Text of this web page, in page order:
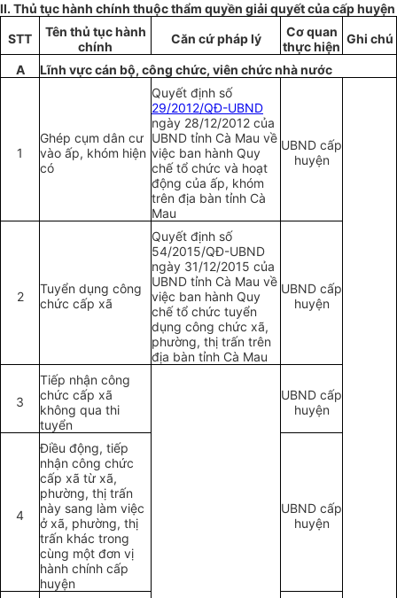
II. Thủ tục hành chính thuộc thẩm quyền giải quyết của cấp huyện
STT
Tên thủ tục hành
chính
Căn cứ pháp lý
Cơ quan
thực hiện
Ghi chú
A Lĩnh vực cán bộ, công chức, viên chức nhà nước
1
Ghép cụm dân cư
vào ấp, khóm hiện
có
Quyết định số
29/2012/QĐ-UBND
ngày 28/12/2012 của
UBND tỉnh Cà Mau về
việc ban hành Quy
chếtổ chức và hoạt
động của ấp, khóm
trên địa bàn tỉnh Cà
Mau
UBND cấp
huyện
2
Tuyển dụng công
chức cấp xã
Quyết định số
54/2015/QĐ-UBND
ngày 31/12/2015 của
UBND tỉnh Cà Mau về
việc ban hành Quy
chế tổ chức tuyển
dụng công chức xã,
phường, thị trấn trên
địa bàn tỉnh Cà Mau
UBND cấp
huyện
3
Tiếp nhận công
chức cấp xã
không qua thi
tuyển
UBND cấp
huyện
4
Điều động, tiếp
nhận công chức
cấp xã từ xã,
phường, thị trấn
này sang làm việc
ở xã, phường, thị
trấn khác trong
cùng một đơn vị
hành chính cấp
huyện
UBND cấp
huyện